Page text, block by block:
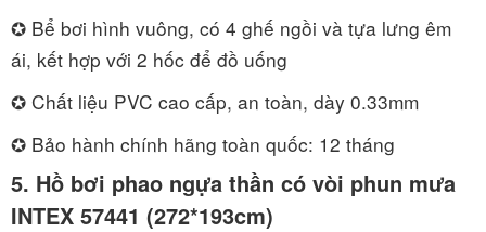
✪ Bể bơi hình vuông, có 4 ghế ngồi và tựa lưng êm
ái, kết hợp với 2 hốc để đồ uống
✪ Chất liệu PVC cao cấp, an toàn, dày 0.33mm
✪ Bảo hành chính hãng toàn quốc: 12 tháng
5. Hồ bơi phao ngựa thần có vòi phun mưa
INTEX 57441 (272*193cm)